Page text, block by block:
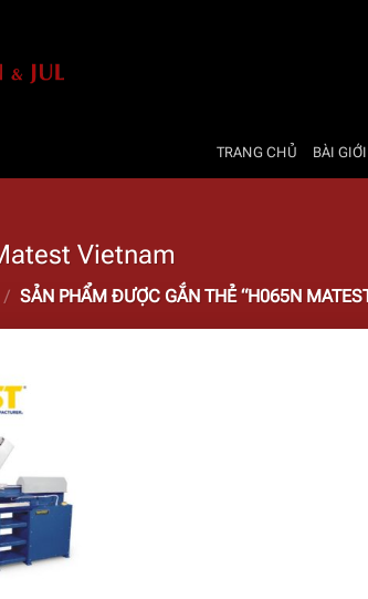
TRANG CHỦ BÀI
Vietnam
/ SẢN PHẨM ĐƯỢC GẮN THẺ “H065N